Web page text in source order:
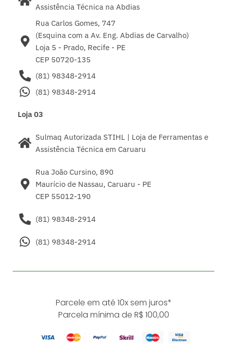
Assistência Técnica na Abdias
Rua Carlos Gomes, 747
(Esquina com a Av. Eng. Abdias de Carvalho)
Loja 5 - Prado, Recife - PE
CEP 50720-135
(81) 98348-2914
(81) 98348-2914
Loja 03
Sulmaq Autorizada STIHL | Loja de Ferramentas e
Assistência Técnica em Caruaru
Rua João Cursino, 890
Maurício de Nassau, Caruaru - PE
CEP 55012-190
(81) 98348-2914
(81) 98348-2914
Parcele em até 10x sem juros*
Parcela mínima de R$ 100,00